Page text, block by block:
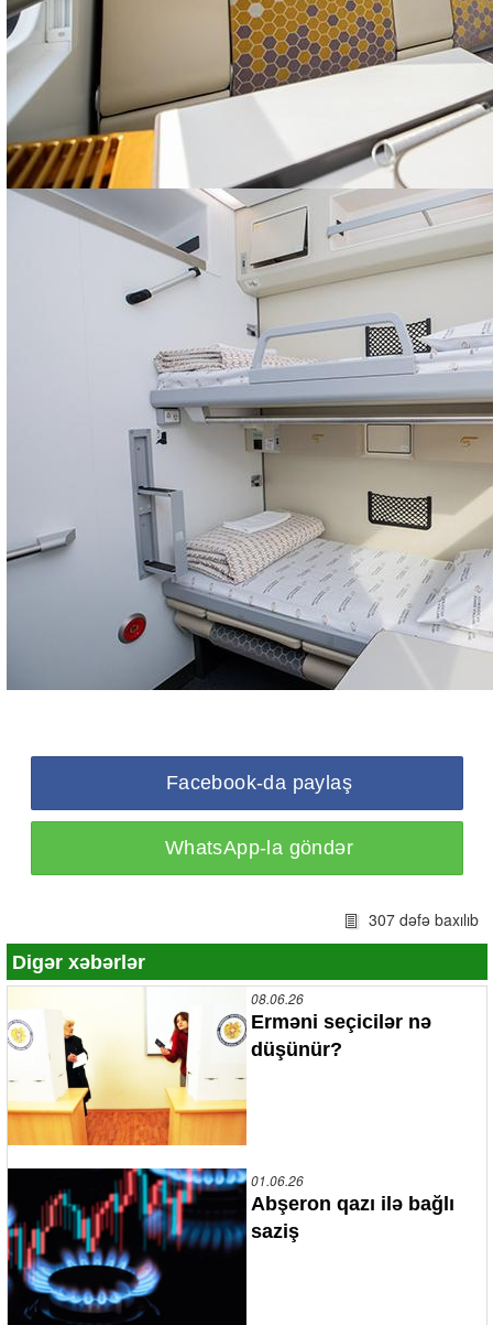
Facebook-da paylaş
WhatsApp-la göndər
307 dəfə baxılıb
Digər xəbərlər
08.06.26
Erməni seçicilər nə
düşünür?
01.06.26
Abşeron qazı ilə bağlı
saziş